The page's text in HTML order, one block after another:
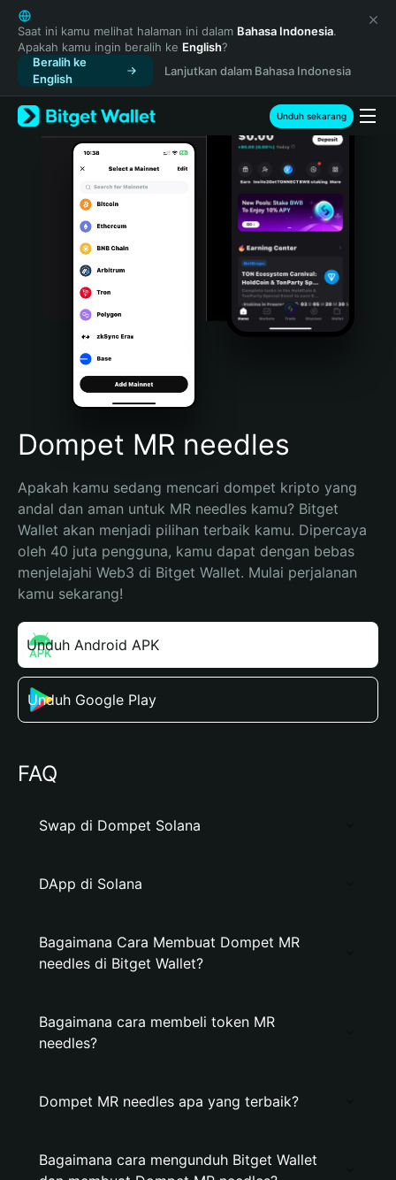
English
日本語
Tiếng Việt
Русский
Español (Latinoamérica)
Türkçe
Italiano
Português (Portugal)
Bahasa Indonesia
Português (Brasil)
Español (Argentina)
Saat ini kamu melihat halaman ini dalam Bahasa Indonesia.
Apakah kamu ingin beralih ke English?
Beralih ke
English
Lanjutkan dalam Bahasa Indonesia
Unduh sekarang
Dompet MR needles
Apakah kamu sedang mencari dompet kripto yang
andal dan aman untuk MR needles kamu? Bitget
Wallet akan menjadi pilihan terbaik kamu. Dipercaya
oleh 40 juta pengguna, kamu dapat dengan bebas
menjelajahi Web3 di Bitget Wallet. Mulai perjalanan
kamu sekarang!
Unduh Android APK
Unduh Google Play
FAQ
Swap di Dompet Solana
DApp di Solana
Bagaimana Cara Membuat Dompet MR
needles di Bitget Wallet?
Bagaimana cara membeli token MR
needles?
Dompet MR needles apa yang terbaik?
Bagaimana cara mengunduh Bitget Wallet